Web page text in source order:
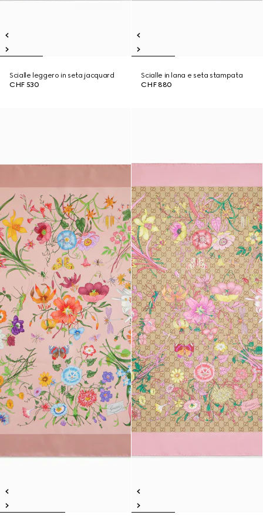
Scialle leggero in seta jacquard
CHF 530
Scialle in lana e seta stampata
CHF 880